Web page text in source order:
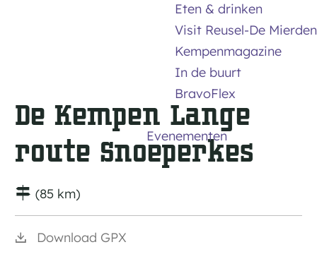
Eten & drinken
Visit Reusel-De Mierden
Kempenmagazine
In de buurt
BravoFlex
Evenementen
De Kempen Lange
route Snoeperkes
(85 km)
Download GPX